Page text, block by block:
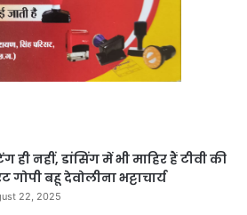
ही नहीं, डांसिंग में भी माहिर हैं टीवी की
गोपी बहू देवोलीना भट्टाचार्य
22, 2025